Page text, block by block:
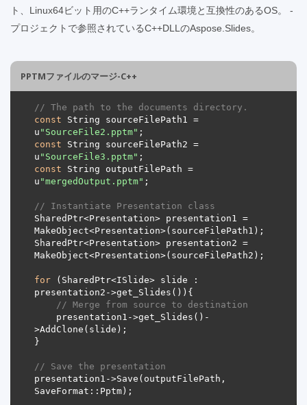
ト、Linux64ビット用のC++ランタイム環境と互換性のあるOS。 -
プロジェクトで参照されているC++DLLのAspose.Slides。
PPTMファイルのマージ-C++
// The path to the documents directory.
const String sourceFilePath1 =
u "SourceFile2.pptm"
const String sourceFilePath2 =
u "SourceFile3.pptm"
const String outputFilePath =
u "mergedOutput.pptm"
// Instantiate Presentation class
SharedPtr<Presentation> presentation1 =
SharedPtr<Presentation> presentation2 =
for (SharedPtr<ISlide> slide :
// Merge from source to destination
// Save the presentation
presentation1->Save(outputFilePath,